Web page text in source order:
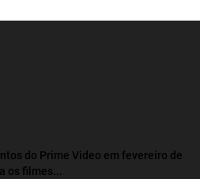
do Prime Video em fevereiro de
os filmes...